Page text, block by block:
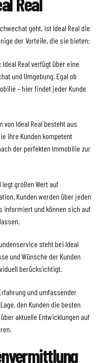
geht, ist Ideal Real die
der Vorteile, die sie bieten:
Real verfügt über eine
und Umgebung. Egal ob
– hier findet jeder Kunde
von Ideal Real besteht aus
ihre Kunden kompetent
der perfekten Immobilie zur
großen Wert auf
Kunden werden über jeden
informiert und können sich auf
steht bei Ideal
und Wünsche der Kunden
berücksichtigt.
und umfassender
den Kunden die besten
aktuelle Entwicklungen auf